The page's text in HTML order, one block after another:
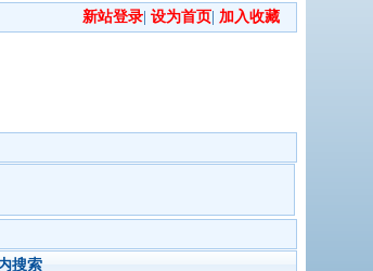
新站登录 设为首页 加入收藏
搜索